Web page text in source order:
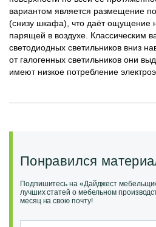
вариантом является размещение
(снизу шкафа), что даёт ощущение
парящей в воздухе. Классическим
светодиодных светильников вниз
от галогенных светильников они
имеют низкое потребление
Понравился
Подпишитесь на «Дайджест
лучших статей о мебельном
месяц на свою почту!